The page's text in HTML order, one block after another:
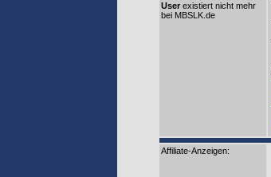
User existiert nicht mehr
bei MBSLK.de
Affiliate-Anzeigen: